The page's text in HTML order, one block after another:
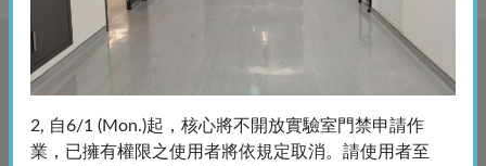
儀器設備介紹
2, 自6/1 (Mon.)起，核心將不開放實驗室門禁申請作
業，已擁有權限之使用者將依規定取消。請使用者至